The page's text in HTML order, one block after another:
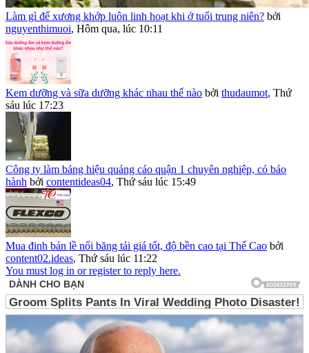
Làm gì để xương khớp luôn linh hoạt khi ở tuổi trung niên? bởi
nguyenthimuoi, Hôm qua, lúc 10:11
Kem dưỡng và sữa dưỡng khác nhau thế nào bởi thudaumot, Thứ
sáu lúc 17:23
Công ty làm bảng hiệu quảng cáo quận 1 chuyên nghiệp, có bảo
hành bởi contentideas04, Thứ sáu lúc 15:49
Mua đinh bản lề nối băng tải giá tốt, độ bền cao tại Thế Cao bởi
content02.ideas, Thứ sáu lúc 11:22
You must log in or register to reply here.